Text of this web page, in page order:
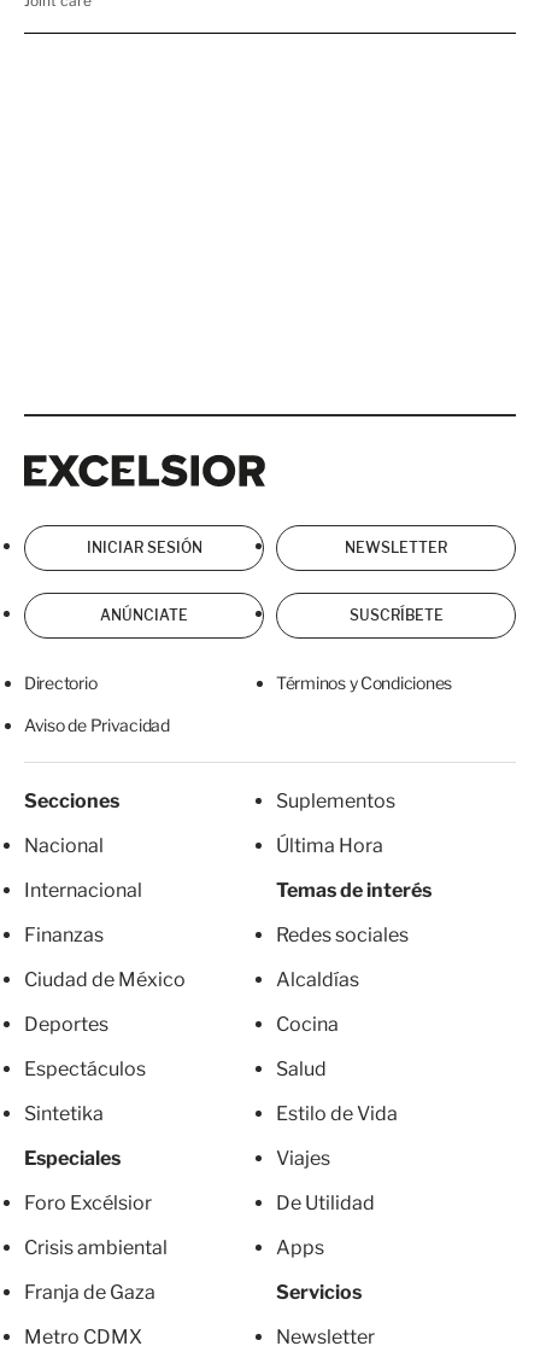
INICIAR SESIÓN NEWSLETTER
ANÚNCIATE SUSCRÍBETE
Directorio Términos y Condiciones
Aviso de Privacidad
Secciones
Nacional
Internacional
Finanzas
Ciudad de México
Deportes
Espectáculos
Sintetika
Especiales
Foro Excélsior
Crisis ambiental
Franja de Gaza
Metro CDMX
Suplementos
Última Hora
Temas de interés
Redes sociales
Alcaldías
Cocina
Salud
Estilo de Vida
Viajes
De Utilidad
Apps
Servicios
Newsletter